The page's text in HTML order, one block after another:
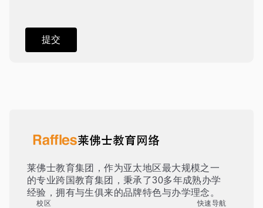
莱佛士教育集团，作为亚太地区最大规模之一
的专业跨国教育集团，秉承了30多年成熟办学
经验，拥有与生俱来的品牌特色与办学理念。
校区 快速导航